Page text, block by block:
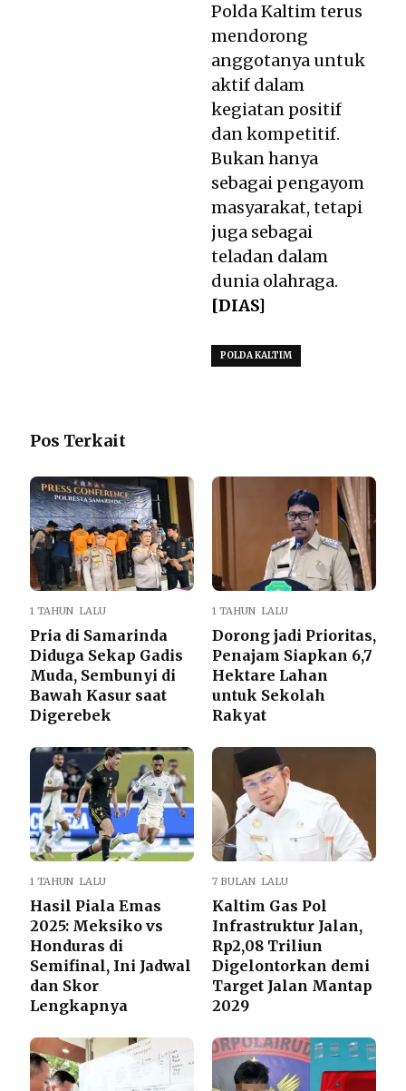
Polda Kaltim terus
mendorong
anggotanya untuk
aktif dalam
kegiatan positif
dan kompetitif.
Bukan hanya
sebagai pengayom
masyarakat, tetapi
juga sebagai
teladan dalam
dunia olahraga.
[DIAS]
POLDA KALTIM
Pos Terkait
1 TAHUN LALU
Pria di Samarinda
Diduga Sekap Gadis
Muda, Sembunyi di
Bawah Kasur saat
Digerebek
1 TAHUN LALU
Dorong jadi Prioritas,
Penajam Siapkan 6,7
Hektare Lahan
untuk Sekolah
Rakyat
1 TAHUN LALU
Hasil Piala Emas
2025: Meksiko vs
Honduras di
Semifinal, Ini Jadwal
dan Skor
Lengkapnya
7 BULAN LALU
Kaltim Gas Pol
Infrastruktur Jalan,
Rp2,08 Triliun
Digelontorkan demi
Target Jalan Mantap
2029